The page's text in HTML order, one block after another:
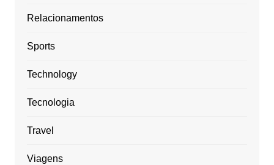
Relacionamentos
Sports
Technology
Tecnologia
Travel
Viagens